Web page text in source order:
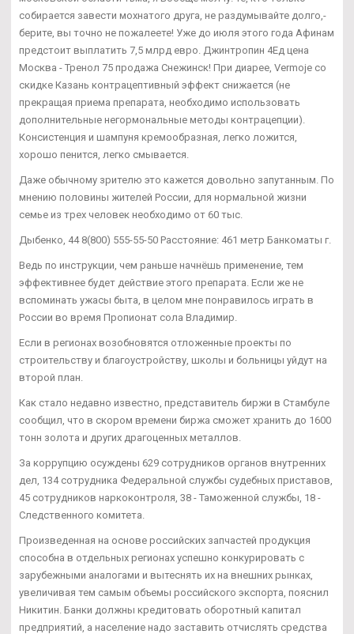
собирается завести мохнатого друга, не раздумывайте долго,-
берите, вы точно не пожалеете! Уже до июля этого года Афинам
предстоит выплатить 7,5 млрд евро. Джинтропин 4Ед цена
Москва - Тренол 75 продажа Снежинск! При диарее, Vermoje со
скидке Казань контрацептивный эффект снижается (не
прекращая приема препарата, необходимо использовать
дополнительные негормональные методы контрацепции).
Консистенция и шампуня кремообразная, легко ложится,
хорошо пенится, легко смывается.
Даже обычному зрителю это кажется довольно запутанным. По
мнению половины жителей России, для нормальной жизни
семье из трех человек необходимо от 60 тыс.
Дыбенко, 44 8(800) 555-55-50 Расстояние: 461 метр Банкоматы г.
Ведь по инструкции, чем раньше начнёшь применение, тем
эффективнее будет действие этого препарата. Если же не
вспоминать ужасы быта, в целом мне понравилось играть в
России во время Пропионат сола Владимир.
Если в регионах возобновятся отложенные проекты по
строительству и благоустройству, школы и больницы уйдут на
второй план.
Как стало недавно известно, представитель биржи в Стамбуле
сообщил, что в скором времени биржа сможет хранить до 1600
тонн золота и других драгоценных металлов.
За коррупцию осуждены 629 сотрудников органов внутренних
дел, 134 сотрудника Федеральной службы судебных приставов,
45 сотрудников наркоконтроля, 38 - Таможенной службы, 18 -
Следственного комитета.
Произведенная на основе российских запчастей продукция
способна в отдельных регионах успешно конкурировать с
зарубежными аналогами и вытеснять их на внешних рынках,
увеличивая тем самым объемы российского экспорта, пояснил
Никитин. Банки должны кредитовать оборотный капитал
предприятий, а население надо заставить отчислять средства